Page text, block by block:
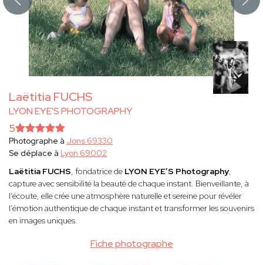
Laëtitia FUCHS
LYON EYE'S PHOTOGRAPHY
Fiche photographe
5
Photographe à Jons 69330
Se déplace à Lyon 69002
Laëtitia FUCHS, fondatrice de LYON EYE’S Photography,
capture avec sensibilité la beauté de chaque instant. Bienveillante, à
l’écoute, elle crée une atmosphère naturelle et sereine pour révéler
l’émotion authentique de chaque instant et transformer les souvenirs
en images uniques.